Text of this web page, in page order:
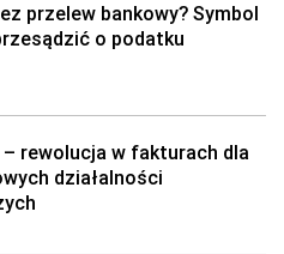
przelew bankowy? Symbol
o podatku
– rewolucja w fakturach dla
działalności